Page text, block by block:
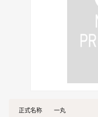
正式名称
一丸